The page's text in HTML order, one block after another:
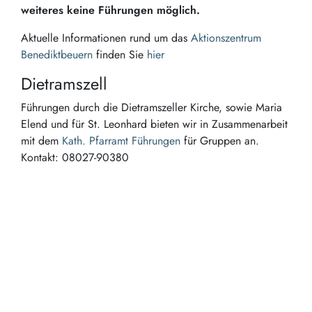
weiteres keine Führungen möglich.
Aktuelle Informationen rund um das Aktionszentrum
Benediktbeuern finden Sie hier
Dietramszell
Führungen durch die Dietramszeller Kirche, sowie Maria
Elend und für St. Leonhard bieten wir in Zusammenarbeit
mit dem Kath. Pfarramt Führungen für Gruppen an.
Kontakt: 08027-90380